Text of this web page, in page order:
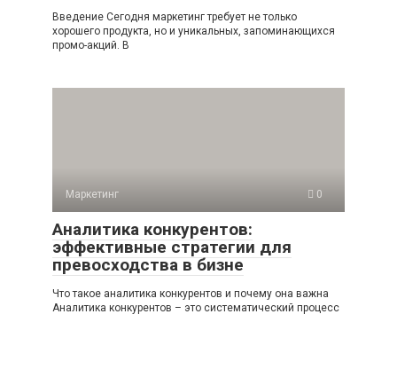
Введение Сегодня маркетинг требует не только
хорошего продукта, но и уникальных, запоминающихся
промо-акций. В
Маркетинг 0
Аналитика конкурентов:
эффективные стратегии для
превосходства в бизне
Что такое аналитика конкурентов и почему она важна
Аналитика конкурентов – это систематический процесс